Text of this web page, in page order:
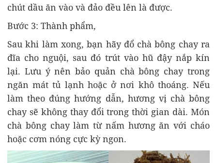
chút dầu ăn vào và đảo đều lên là được.
Bước 3: Thành phẩm,
Sau khi làm xong, bạn hãy đổ chà bông chay ra
đĩa cho nguội, sau đó trút vào hũ đậy nắp kín
lại. Lưu ý nên bảo quản chà bông chay trong
ngăn mát tủ lạnh hoặc ở nơi khô thoáng. Nếu
làm theo đúng hướng dẫn, hương vị chà bông
chay sẽ không thay đổi trong thời gian dài. Món
chà bông chay làm từ nấm hương ăn với cháo
hoặc cơm nóng cực kỳ ngon.